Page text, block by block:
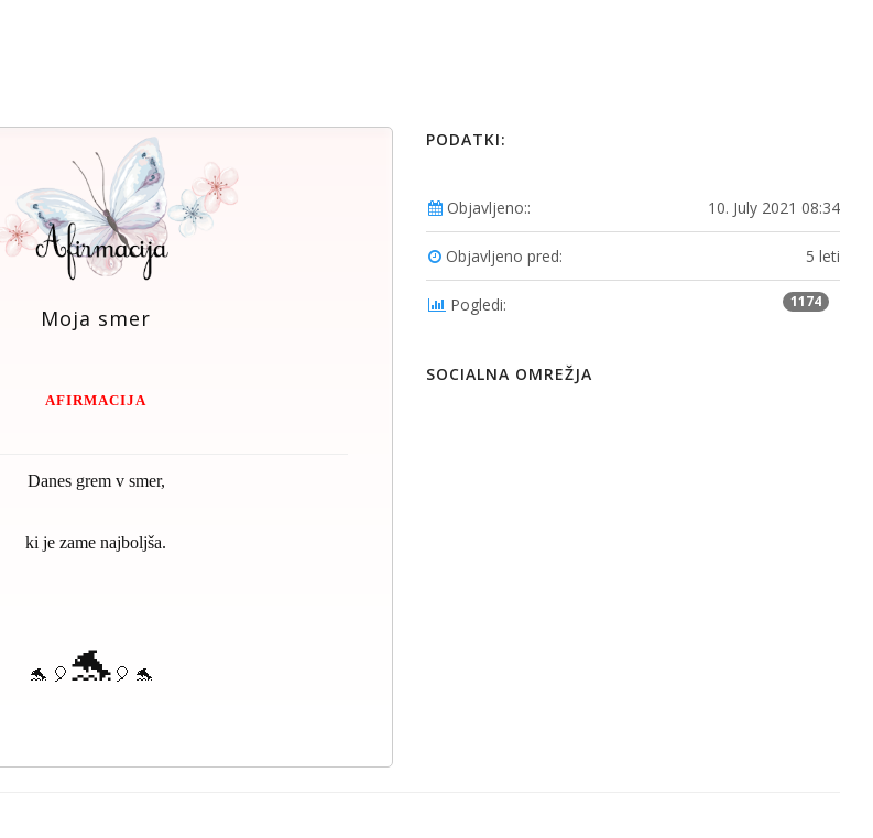
Moja smer
AFIRMACIJA
Danes grem v smer,
ki je zame najboljša.
🐬 🎈 🐬 🎈 🐬
PODATKI:
Objavljeno:: 10. July 2021 08:34
Objavljeno pred: 5 leti
Pogledi: 1174
SOCIALNA OMREŽJA